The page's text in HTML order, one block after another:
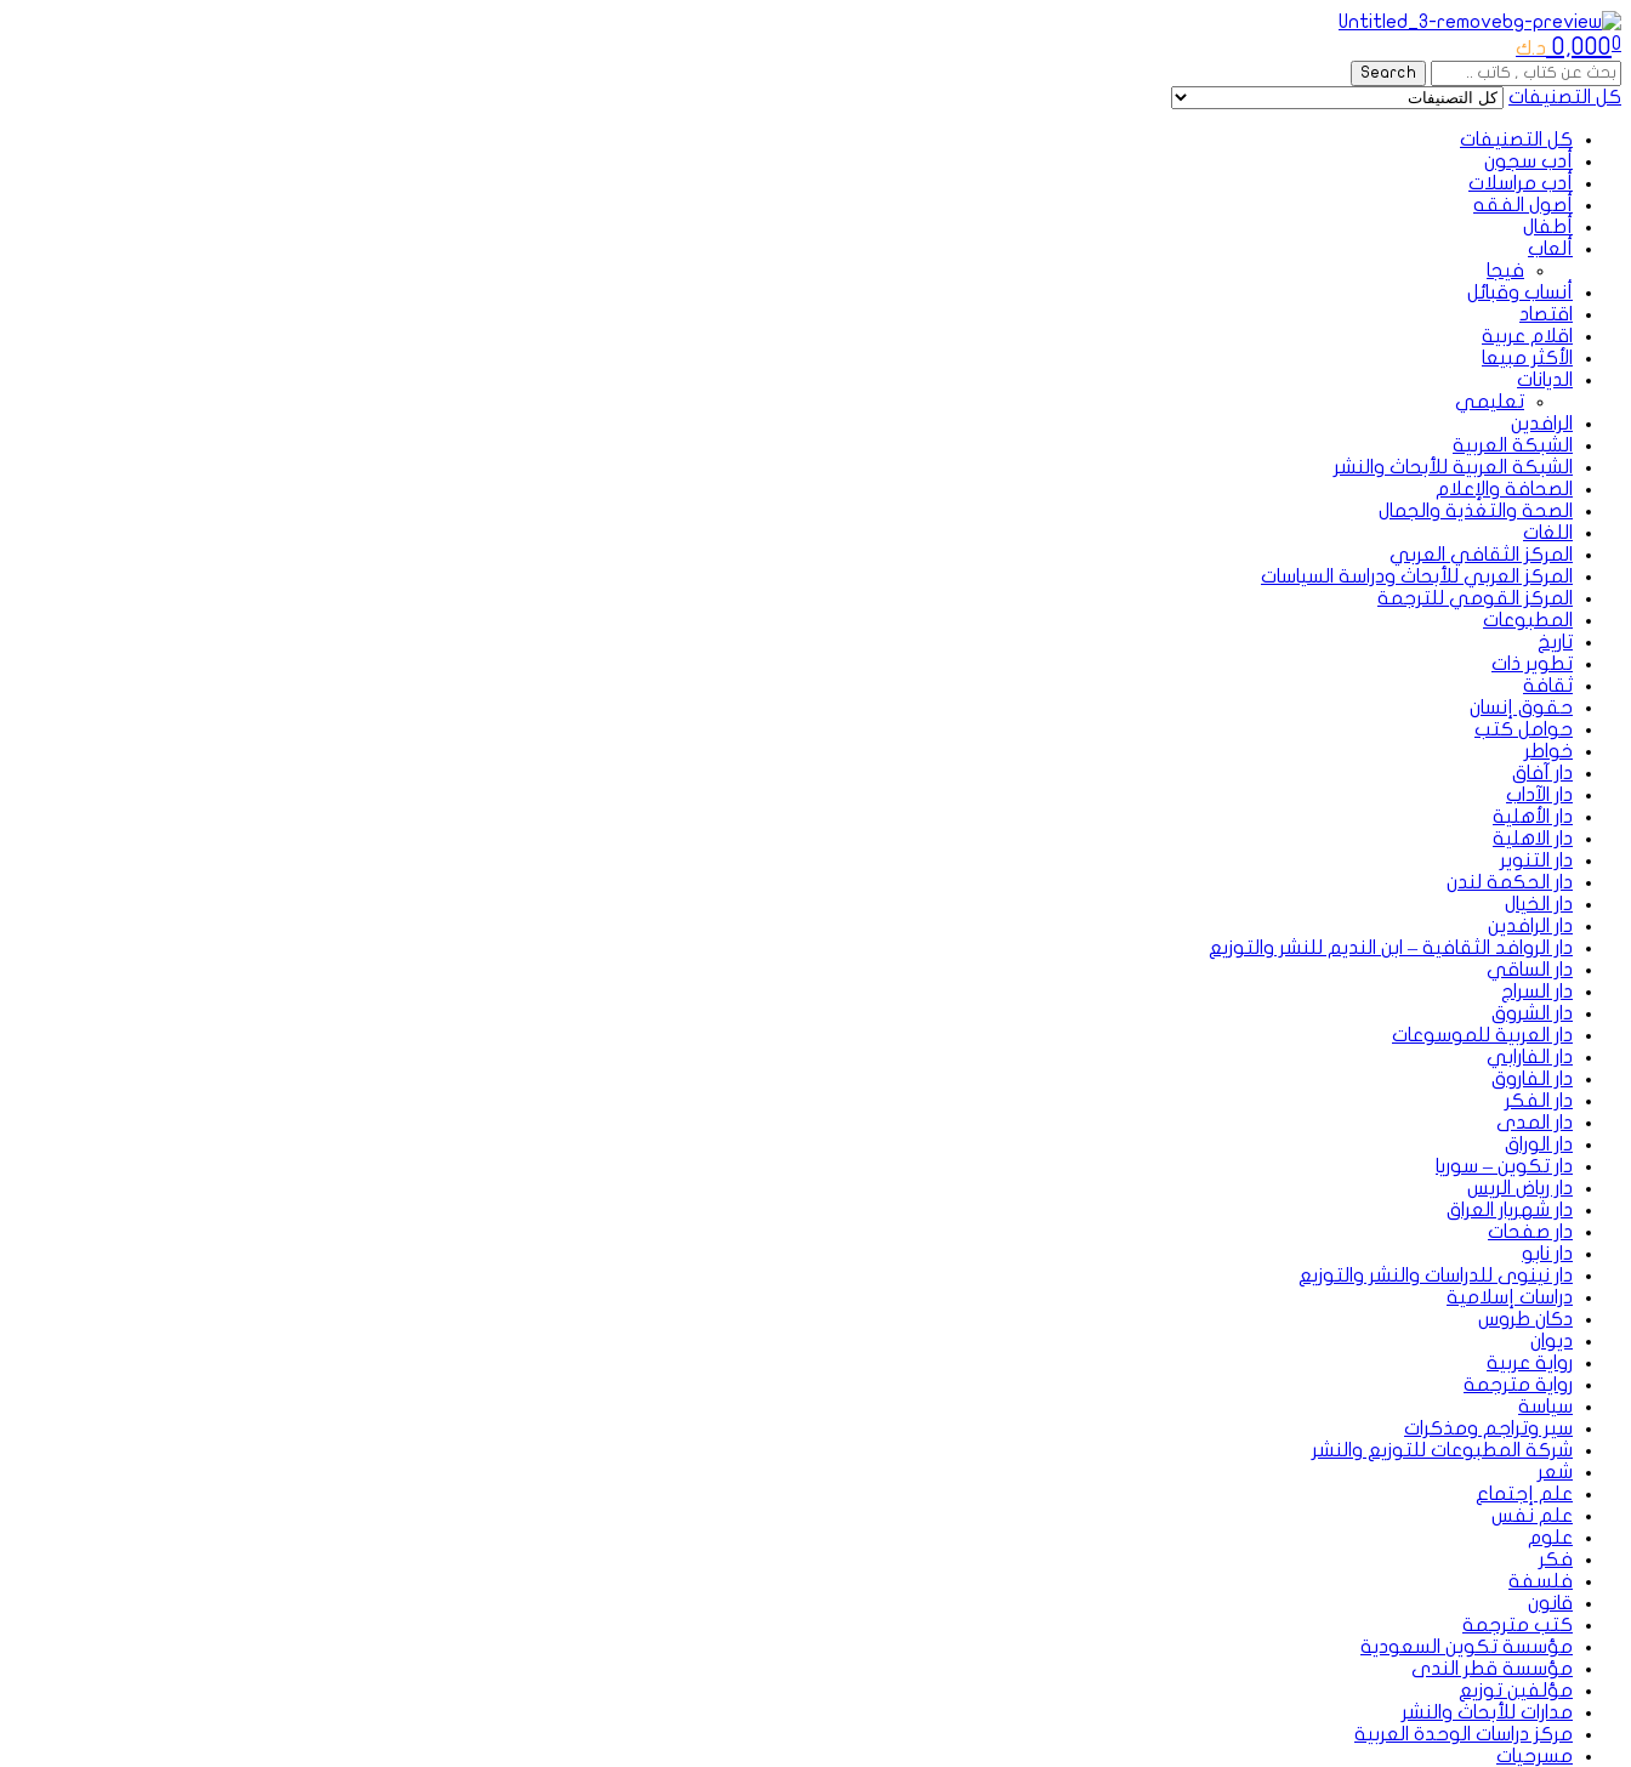
Menu
0
0,000 د.ك
Search
for:
Search
كل التصنيفات
كل التصنيفات
أدب سجون
أدب مراسلات
أصول الفقه
أطفال
ألعاب
فيجا
أنساب وقبائل
اقتصاد
اقلام عربية
الأكثر مبيعا
الديانات
تعليمي
الرافدين
الشبكة العربية
الشبكة العربية للأبحاث والنشر
الصحافة والإعلام
الصحة والتغذية والجمال
اللغات
المركز الثقافي العربي
المركز العربي للأبحاث ودراسة السياسات
المركز القومي للترجمة
المطبوعات
تاريخ
تطوير ذات
ثقافة
حقوق إنسان
حوامل كتب
خواطر
دار آفاق
دار الآداب
دار الأهلية
دار الاهلية
دار التنوير
دار الحكمة لندن
دار الخيال
دار الرافدين
دار الروافد الثقافية – ابن النديم للنشر والتوزيع
دار الساقي
دار السراج
دار الشروق
دار العربية للموسوعات
دار الفارابي
دار الفاروق
دار الفكر
دار المدى
دار الوراق
دار تكوين – سوريا
دار رياض الريس
دار شهريار العراق
دار صفحات
دار نابو
دار نينوى للدراسات والنشر والتوزيع
دراسات إسلامية
دكان طروس
ديوان
رواية عربية
رواية مترجمة
سياسة
سير وتراجم ومذكرات
شركة المطبوعات للتوزيع والنشر
شعر
علم إجتماع
علم نفس
علوم
فكر
فلسفة
قانون
كتب مترجمة
مؤسسة تكوين السعودية
مؤسسة قطر الندى
مؤلفين توزيع
مدارات للأبحاث والنشر
مركز دراسات الوحدة العربية
مسرحيات